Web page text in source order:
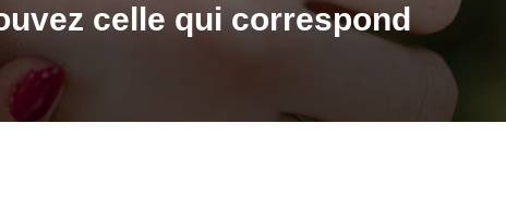
celle qui correspond